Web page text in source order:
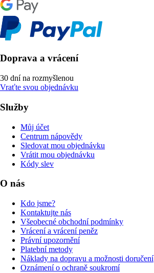
Doprava a vrácení
30 dní na rozmyšlenou
Vraťte svou objednávku
Služby
Můj účet
Centrum nápovědy
Sledovat mou objednávku
Vrátit mou objednávku
Kódy slev
O nás
Kdo jsme?
Kontaktujte nás
Všeobecné obchodní podmínky
Vrácení a vrácení peněz
Právní upozornění
Platební metody
Náklady na dopravu a možnosti doručení
Oznámení o ochraně soukromí